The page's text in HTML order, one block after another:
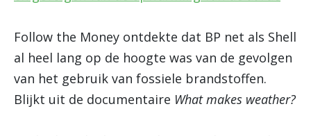
Follow the Money ontdekte dat BP net als Shell
al heel lang op de hoogte was van de gevolgen
van het gebruik van fossiele brandstoffen.
Blijkt uit de documentaire What makes weather?